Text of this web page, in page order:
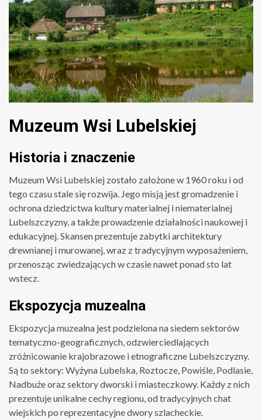
Muzeum Wsi Lubelskiej
Historia i znaczenie
Muzeum Wsi Lubelskiej zostało założone w 1960 roku i od
tego czasu stale się rozwija. Jego misją jest gromadzenie i
ochrona dziedzictwa kultury materialnej i niematerialnej
Lubelszczyzny, a także prowadzenie działalności naukowej i
edukacyjnej. Skansen prezentuje zabytki architektury
drewnianej i murowanej, wraz z tradycyjnym wyposażeniem,
przenosząc zwiedzających w czasie nawet ponad sto lat
wstecz.
Ekspozycja muzealna
Ekspozycja muzealna jest podzielona na siedem sektorów
tematyczno-geograficznych, odzwierciedlających
zróżnicowanie krajobrazowe i etnograficzne Lubelszczyzny.
Są to sektory: Wyżyna Lubelska, Roztocze, Powiśle, Podlasie,
Nadbuże oraz sektory dworski i miasteczkowy. Każdy z nich
prezentuje unikalne cechy regionu, od tradycyjnych chat
wiejskich po reprezentacyjne dwory szlacheckie.